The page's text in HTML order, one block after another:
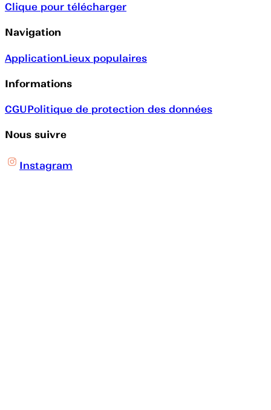
Clique pour télécharger
Navigation
ApplicationLieux populaires
Informations
CGUPolitique de protection des données
Nous suivre
Instagram